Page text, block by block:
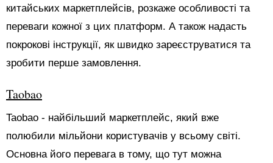
китайських маркетплейсів, розкаже особливості та
переваги кожної з цих платформ. А також надасть
покрокові інструкції, як швидко зареєструватися та
зробити перше замовлення.
Taobao
Taobao - найбільший маркетплейс, який вже
полюбили мільйони користувачів у всьому світі.
Основна його перевага в тому, що тут можна